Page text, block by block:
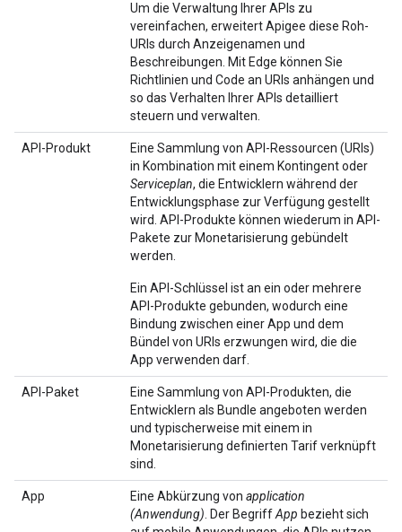
Um die Verwaltung Ihrer APIs zu
vereinfachen, erweitert Apigee diese Roh-
URIs durch Anzeigenamen und
Beschreibungen. Mit Edge können Sie
Richtlinien und Code an URIs anhängen und
so das Verhalten Ihrer APIs detailliert
steuern und verwalten.
API-Produkt
Eine Sammlung von API-Ressourcen (URIs)
in Kombination mit einem Kontingent oder
Serviceplan, die Entwicklern während der
Entwicklungsphase zur Verfügung gestellt
wird. API-Produkte können wiederum in API-
Pakete zur Monetarisierung gebündelt
werden.
Ein API-Schlüssel ist an ein oder mehrere
API-Produkte gebunden, wodurch eine
Bindung zwischen einer App und dem
Bündel von URIs erzwungen wird, die die
App verwenden darf.
API-Paket
Eine Sammlung von API-Produkten, die
Entwicklern als Bundle angeboten werden
und typischerweise mit einem in
Monetarisierung definierten Tarif verknüpft
sind.
App Eine Abkürzung von application
(Anwendung) . Der BegriffApp bezieht sich